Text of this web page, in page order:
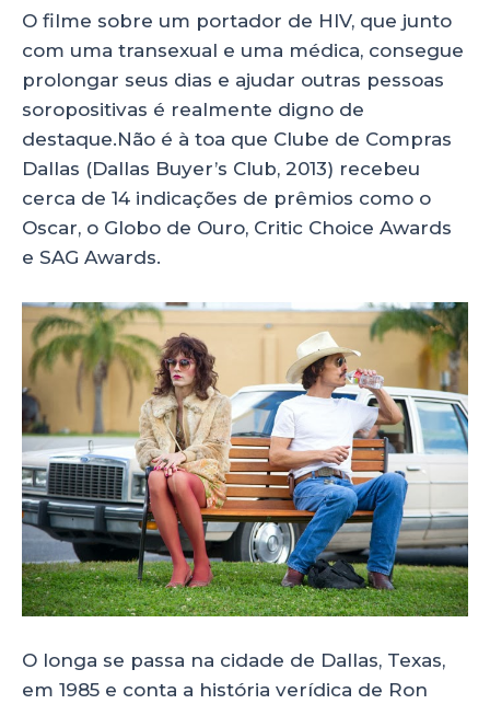
A
p
p
b
o
o
k
dI
n
O filme sobre um portador de HIV, que junto
com uma transexual e uma médica, consegue
prolongar seus dias e ajudar outras pessoas
soropositivas é realmente digno de
destaque.Não é à toa que Clube de Compras
Dallas (Dallas Buyer’s Club, 2013) recebeu
cerca de 14 indicações de prêmios como o
Oscar, o Globo de Ouro, Critic Choice Awards
e SAG Awards.
O longa se passa na cidade de Dallas, Texas,
em 1985 e conta a história verídica de Ron